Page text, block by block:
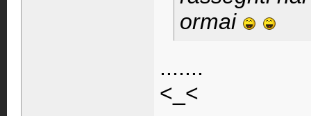
ormai
.......
<_<